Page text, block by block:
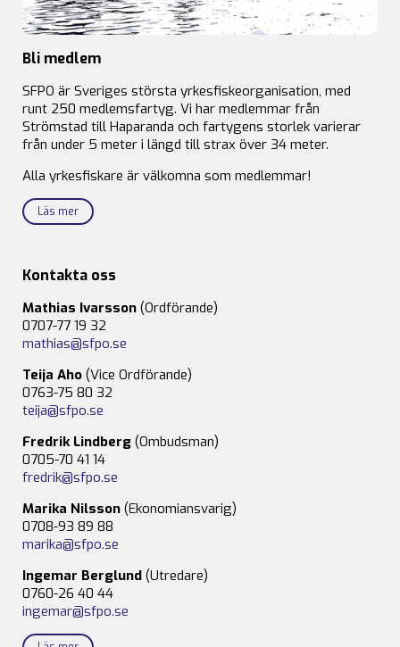
Bli medlem
SFPO är Sveriges största yrkesfiskeorganisation, med
runt 250 medlemsfartyg. Vi har medlemmar från
Strömstad till Haparanda och fartygens storlek varierar
från under 5 meter i längd till strax över 34 meter.
Alla yrkesfiskare är välkomna som medlemmar!
Läs mer
Kontakta oss
Mathias Ivarsson (Ordförande)
0707-77 19 32
mathias@sfpo.se
Teija Aho (Vice Ordförande)
0763-75 80 32
teija@sfpo.se
Fredrik Lindberg (Ombudsman)
0705-70 41 14
fredrik@sfpo.se
Marika Nilsson (Ekonomiansvarig)
0708-93 89 88
marika@sfpo.se
Ingemar Berglund (Utredare)
0760-26 40 44
ingemar@sfpo.se